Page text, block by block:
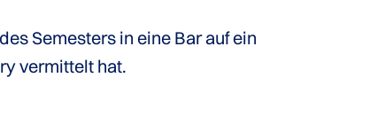
Semesters in eine Bar auf ein
vermittelt hat.